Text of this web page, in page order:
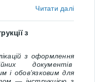
Читати далі
з
з оформлення
документів
і обов’язковим для